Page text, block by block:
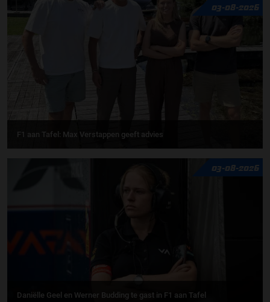
03-08-2026
F1 aan Tafel: Max Verstappen geeft advies
03-08-2026
Daniëlle Geel en Werner Budding te gast in F1 aan Tafel